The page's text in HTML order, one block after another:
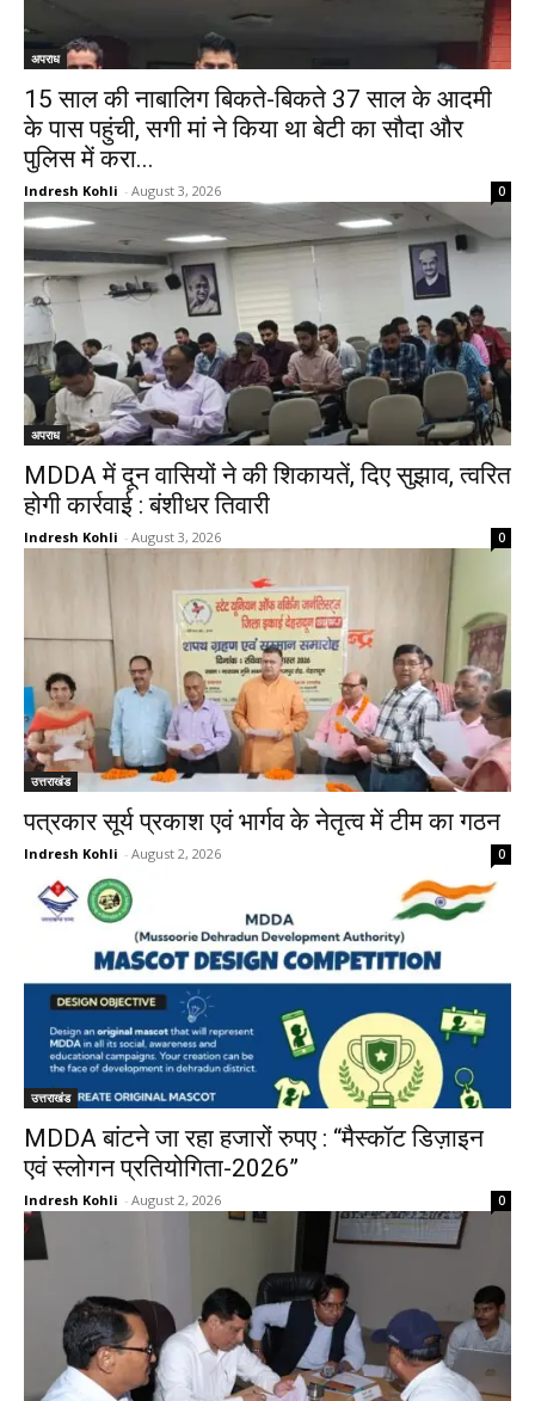
अपराध
15 साल की नाबालिग बिकते-बिकते 37 साल के आदमी
के पास पहुंची, सगी मां ने किया था बेटी का सौदा और
पुलिस में करा...
Indresh Kohli - August 3, 2026 0
अपराध
MDDA में दून वासियों ने की शिकायतें, दिए सुझाव, त्वरित
होगी कार्रवाई : बंशीधर तिवारी
Indresh Kohli - August 3, 2026 0
उत्तराखंड
पत्रकार सूर्य प्रकाश एवं भार्गव के नेतृत्व में टीम का गठन
Indresh Kohli - August 2, 2026 0
उत्तराखंड
MDDA बांटने जा रहा हजारों रुपए : “मैस्कॉट डिज़ाइन
एवं स्लोगन प्रतियोगिता-2026”
Indresh Kohli - August 2, 2026 0